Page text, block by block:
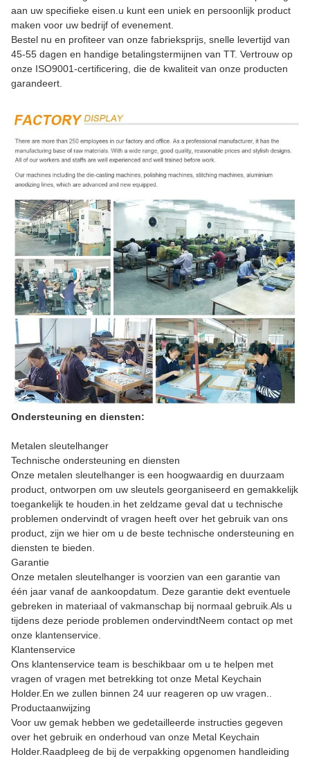
aan uw specifieke eisen.u kunt een uniek en persoonlijk product
maken voor uw bedrijf of evenement.
Bestel nu en profiteer van onze fabrieksprijs, snelle levertijd van
45-55 dagen en handige betalingstermijnen van TT. Vertrouw op
onze ISO9001-certificering, die de kwaliteit van onze producten
garandeert.
Ondersteuning en diensten:
Metalen sleutelhanger
Technische ondersteuning en diensten
Onze metalen sleutelhanger is een hoogwaardig en duurzaam
product, ontworpen om uw sleutels georganiseerd en gemakkelijk
toegankelijk te houden.in het zeldzame geval dat u technische
problemen ondervindt of vragen heeft over het gebruik van ons
product, zijn we hier om u de beste technische ondersteuning en
diensten te bieden.
Garantie
Onze metalen sleutelhanger is voorzien van een garantie van
één jaar vanaf de aankoopdatum. Deze garantie dekt eventuele
gebreken in materiaal of vakmanschap bij normaal gebruik.Als u
tijdens deze periode problemen ondervindtNeem contact op met
onze klantenservice.
Klantenservice
Ons klantenservice team is beschikbaar om u te helpen met
vragen of vragen met betrekking tot onze Metal Keychain
Holder.En we zullen binnen 24 uur reageren op uw vragen..
Productaanwijzing
Voor uw gemak hebben we gedetailleerde instructies gegeven
over het gebruik en onderhoud van onze Metal Keychain
Holder.Raadpleeg de bij de verpakking opgenomen handleiding